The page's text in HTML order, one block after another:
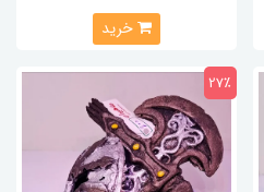
خرید
27٪